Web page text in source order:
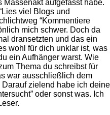
aufgefasst habe.
viel Blogs und
“Kommentiere
mich schwer. Doch da
dransetzten und das ein
wohl für dich unklar ist, was
ein Aufhänger warst. Wie
Thema du schreibst für
war ausschließlich dem
zielend habe ich deine
oder sonst was. Ich